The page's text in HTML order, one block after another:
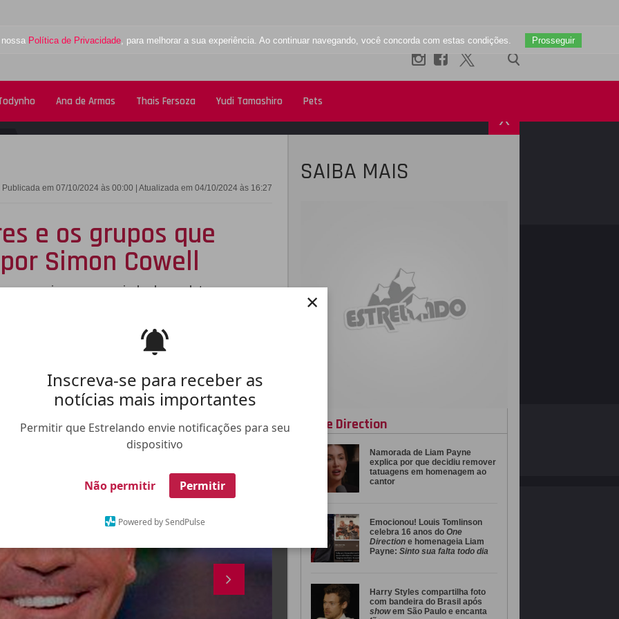
Inscreva-se para receber as
notícias mais importantes
Permitir que Estrelando envie notificações para seu
dispositivo
Não permitir Permitir
Powered by SendPulse
×
Política de Privacidade, para melhorar a sua experiência. Ao continuar navegando, você concorda com estas condições. Prosseguir
Ana de Armas Thais Fersoza Yudi Tamashiro Pets
X
Publicada em 07/10/2024 às 00:00 | Atualizada em 04/10/2024 às 16:27
e os grupos que
Simon Cowell
surgiram com a ajuda do produtor
X
SAIBA MAIS
One Direction
Namorada de Liam Payne
explica por que decidiu remover
tatuagens em homenagem ao
cantor
Emocionou! Louis Tomlinson
celebra 16 anos do One
Direction e homenageia Liam
Payne: Sinto sua falta todo dia
Harry Styles compartilha foto
com bandeira do Brasil após
showem São Paulo e encanta
TWITTER INSTAGRAM
FALE CONOSCO ANUNCIE NO ESTRELANDO TRABALHE NO ESTRELANDO
Desenvolvido por